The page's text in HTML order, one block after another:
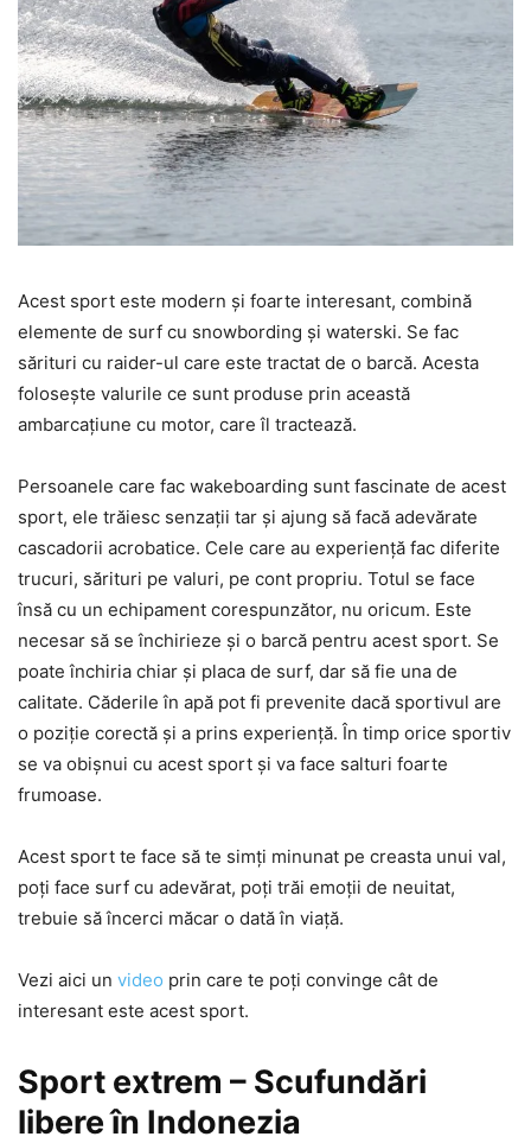
Acest sport este modern și foarte interesant, combină
elemente de surf cu snowbording și waterski. Se fac
sărituri cu raider-ul care este tractat de o barcă. Acesta
folosește valurile ce sunt produse prin această
ambarcațiune cu motor, care îl tractează.
Persoanele care fac wakeboarding sunt fascinate de acest
sport, ele trăiesc senzații tar și ajung să facă adevărate
cascadorii acrobatice. Cele care au experiență fac diferite
trucuri, sărituri pe valuri, pe cont propriu. Totul se face
însă cu un echipament corespunzător, nu oricum. Este
necesar să se închirieze și o barcă pentru acest sport. Se
poate închiria chiar și placa de surf, dar să fie una de
calitate. Căderile în apă pot fi prevenite dacă sportivul are
o poziție corectă și a prins experiență. În timp orice sportiv
se va obișnui cu acest sport și va face salturi foarte
frumoase.
Acest sport te face să te simți minunat pe creasta unui val,
poți face surf cu adevărat, poți trăi emoții de neuitat,
trebuie să încerci măcar o dată în viață.
Vezi aici un video prin care te poți convinge cât de
interesant este acest sport.
Sport extrem – Scufundări
libere în Indonezia